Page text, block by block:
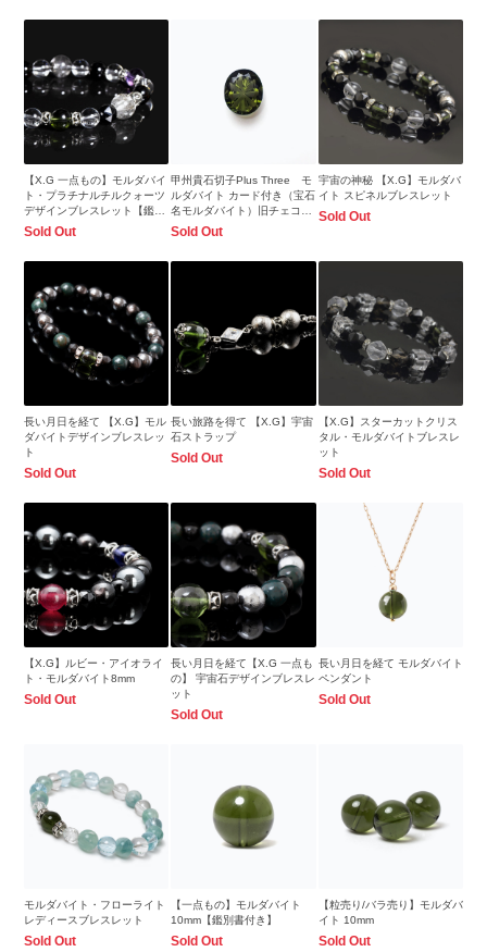
【X.G 一点もの】モルダバイ
ト・プラチナルチルクォーツ
デザインブレスレット【鑑別
書付き】
Sold Out
甲州貴石切子Plus Three モ
ルダバイト カード付き（宝石
名モルダバイト）旧チェコス
ロバキア産 3.60ct 識別済
Sold Out
宇宙の神秘 【X.G】モルダバ
イト スピネルブレスレット
Sold Out
長い月日を経て 【X.G】モル
ダバイトデザインブレスレッ
ト
Sold Out
長い旅路を得て 【X.G】宇宙
石ストラップ
Sold Out
【X.G】スターカットクリス
タル・モルダバイトブレスレ
ット
Sold Out
【X.G】ルビー・アイオライ
ト・モルダバイト8mm
Sold Out
長い月日を経て【X.G 一点も
の】 宇宙石デザインブレスレ
ット
Sold Out
長い月日を経て モルダバイト
ペンダント
Sold Out
モルダバイト・フローライト
レディースブレスレット
Sold Out
【一点もの】モルダバイト
10mm【鑑別書付き】
Sold Out
【粒売り/バラ売り】モルダバ
イト 10mm
Sold Out